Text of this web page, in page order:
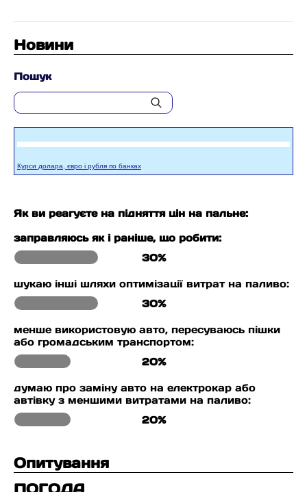
Новини
Пошук
Курси долара, євро і рубля по банках
Як ви реагуєте на підняття цін на пальне:
заправляюсь як і раніше, що робити:
30%
шукаю інші шляхи оптимізації витрат на паливо:
30%
менше використовую авто, пересуваюсь пішки
або громадським транспортом:
20%
думаю про заміну авто на електрокар або
автівку з меншими витратами на паливо:
20%
Опитування